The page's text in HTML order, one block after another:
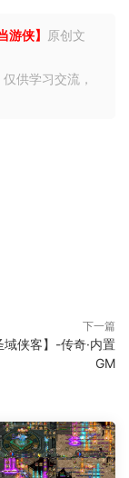
游侠】
原创文
供学习交流，
下一篇
侠客】-传奇·内置
GM